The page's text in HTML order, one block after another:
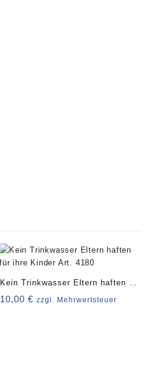
Kein Trinkwasser Eltern haften für
ihre Kinder Art. 4180
10,00€ zzgl. Mehrwertsteuer